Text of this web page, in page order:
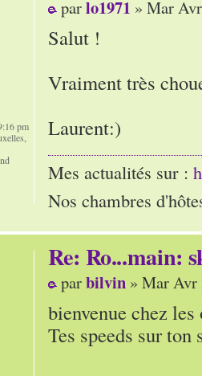
parlo1971 » Mar
Salut !
Vraiment très
Laurent:)
Mes actualités sur :
Nos chambres
pm
Re: Ro...main:
parbilvin » Mar Avr
bienvenue chez
Tes speeds sur